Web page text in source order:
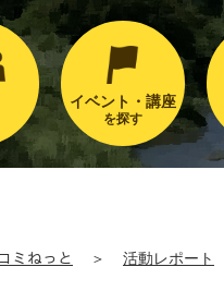
イベント・講座
を探す
ミねっと ＞ 活動レポート